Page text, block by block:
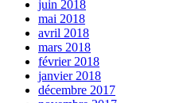
juin 2018
mai 2018
avril 2018
mars 2018
février 2018
janvier 2018
décembre 2017